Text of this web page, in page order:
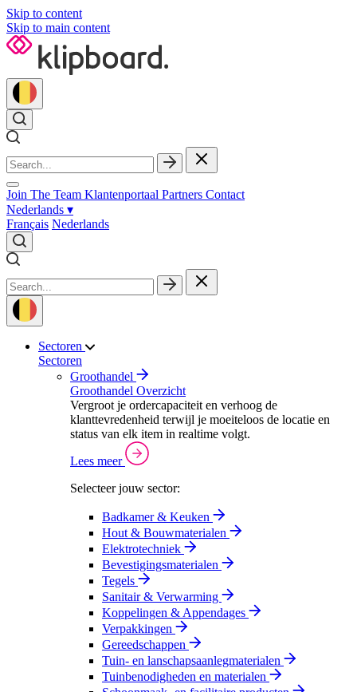
Skip to content
Skip to main content
Join The Team Klantenportaal Partners Contact
Nederlands ▾
Français Nederlands
Sectoren
Sectoren
Groothandel
Groothandel Overzicht
Vergroot je ordercapaciteit en verhoog de
klanttevredenheid terwijl je moeiteloos de locatie en
status van elk item in realtime volgt.
Lees meer
Selecteer jouw sector:
Badkamer & Keuken
Hout & Bouwmaterialen
Elektrotechniek
Bevestigingsmaterialen
Tegels
Sanitair & Verwarming
Koppelingen & Appendages
Verpakkingen
Gereedschappen
Tuin- en lanschapsaanlegmaterialen
Tuinbenodigheden en materialen